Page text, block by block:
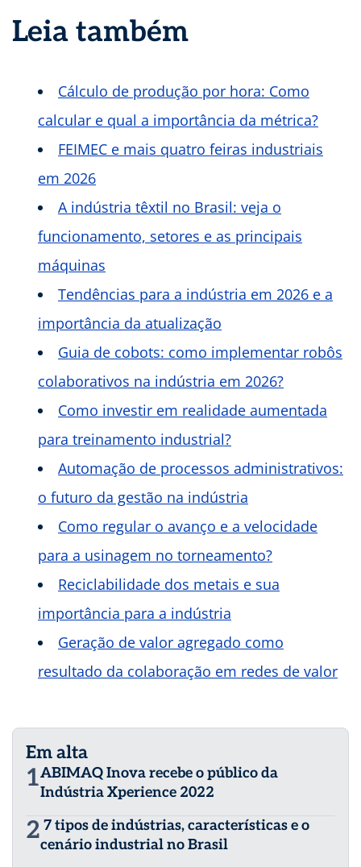
Leia também
Cálculo de produção por hora: Como
calcular e qual a importância da métrica?
FEIMEC e mais quatro feiras industriais
em 2026
A indústria têxtil no Brasil: veja o
funcionamento, setores e as principais
máquinas
Tendências para a indústria em 2026 e a
importância da atualização
Guia de cobots: como implementar robôs
colaborativos na indústria em 2026?
Como investir em realidade aumentada
para treinamento industrial?
Automação de processos administrativos:
o futuro da gestão na indústria
Como regular o avanço e a velocidade
para a usinagem no torneamento?
Reciclabilidade dos metais e sua
importância para a indústria
Geração de valor agregado como
resultado da colaboração em redes de valor
Em alta
1ABIMAQ Inova recebe o público da
Indústria Xperience 2022
2 7 tipos de indústrias, características e o
cenário industrial no Brasil